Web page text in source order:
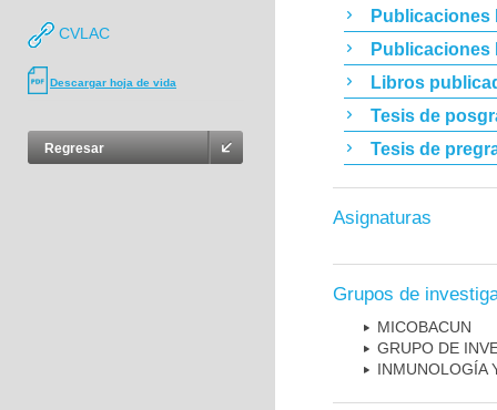
CVLAC
Descargar hoja de vida
Regresar
Publicaciones
Publicaciones
Libros
Tesis de
Tesis de
Asignaturas
Grupos de
MICOBAC­UN
GRUPO DE
INMUNOLOGÍA